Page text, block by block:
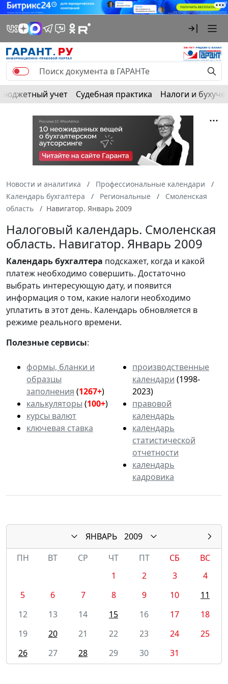
Бюджетный учет Судебная практика Налоги и
Новости и аналитика
Профессиональные календари
Календарь бухгалтера
Региональные
Смоленская
область
Навигатор. Январь 2009
Налоговый календарь. Смоленская
область. Навигатор. Январь 2009
Календарьбухгалтера подскажет, когда и какой
платеж необходимо совершить. Достаточно
выбрать интересующую дату, и появится
информация о том, какие налоги необходимо
уплатить в этот день. Календарь обновляется в
режиме реального времени.
Полезные сервисы:
формы, бланки и
образцы
заполнения (1267+)
калькуляторы (100+)
курсы валют
ключевая ставка
производственные
календари (1998-
2023)
правовой
календарь
календарь
статистической
отчетности
календарь
кадровика
ЯНВАРЬ
2009
ПН
ВТ СР ЧТ ПТ СБ
ВС
1
2 3
4
5
6 7 8 9 10
11
12
13 14 15 16 17
18
19
20 21 22 23 24
25
26
27 28 29 30 31